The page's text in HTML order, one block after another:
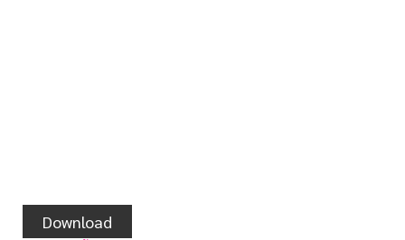
Download